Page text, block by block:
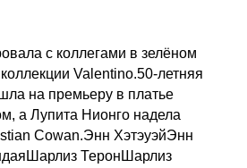
с коллегами в зелёном
Valentino.50-летняя
на премьеру в платье
а Лупита Нионго надела
Cowan.Энн ХэтэуэйЭнн
ТеронШарлиз